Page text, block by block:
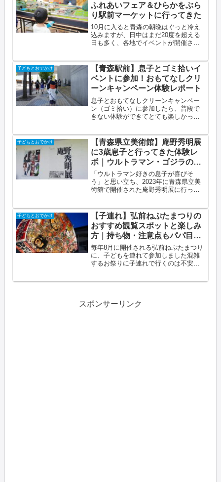
ふれあいフェア＆ひらかをぶら
り駅前マーケットに行ってきた
10月に入ると青森の朝晩はぐっと冷え
込みますが、日中はまだ20度を超える
日も多く、各地でイベントが開催され
楽しみですこの記事でわかること青い
森鉄道ふれあいフェアで体験できる...
子どもとおでかけ
【青森駅前】息子とゴミ拾いイ
ベントに参加！おもてなしクリ
ーンキャンペーン体験レポート
息子とおもてなしクリーンキャンペー
ン（ゴミ拾い）に参加したら、普段で
きない体験ができてとても楽しかった
法（事前申し込み不要・道具の貸し出
しあり）3歳の子どもと一緒に参加し
た...
子どもとおでかけ
【青森県立美術館】庵野秀明展
に3歳息子と行ってきた体験レ
ポ｜ウルトラマン・ゴジラの展
示を紹介
「ウルトラマン好きの息子が喜びそ
う」と思い立ち、2023年に青森県立美
術館で開催された庵野秀明展に行って
したこの記事でわかること庵野秀明展
の展示内容（ウルトラマン・ゴジ
ラ・...
子どもとおでかけ
【子連れ】弘前ねぷたまつりの
おすすめ観覧スポットと楽しみ
方｜持ち物・注意点もパパ目線
で紹介
毎年8月に開催される弘前ねぷたまつり
に、子どもを連れて参加しました混雑
するお祭りに子連れで行くのは不安も
す...
スポンサーリンク